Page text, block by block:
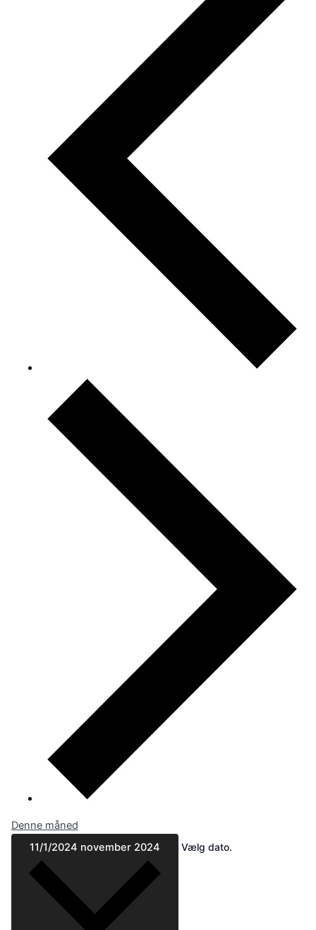
Denne måned
11/1/2024 november 2024 Vælg dato.